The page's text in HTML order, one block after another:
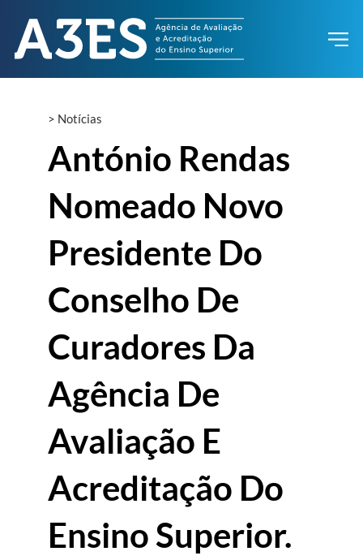
> Notícias
António Rendas
Nomeado Novo
Presidente Do
Conselho De
Curadores Da
Agência De
Avaliação E
Acreditação Do
Ensino Superior.